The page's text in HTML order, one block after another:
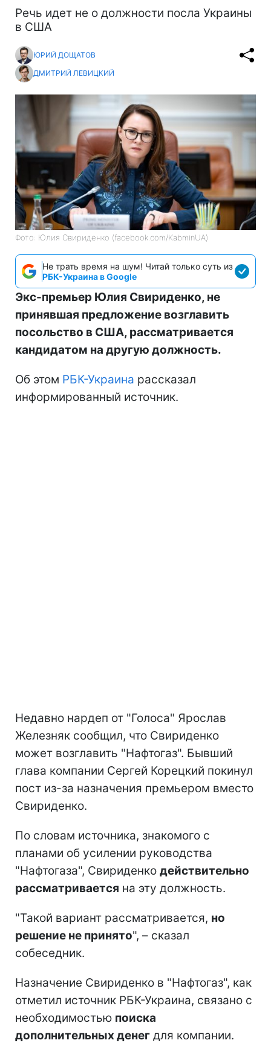
Речь идет не о должности посла Украины
в США
ЮРИЙ ДОЩАТОВ
ДМИТРИЙ ЛЕВИЦКИЙ
Фото: Юлия Свириденко (facebook.com/KabminUA)
Не трать время на шум! Читай только суть из
РБК-Украина в Google
Экс-премьер Юлия Свириденко, не
принявшая предложение возглавить
посольство в США, рассматривается
кандидатом на другую должность.
Об этом РБК-Украина рассказал
информированный источник.
Недавно нардеп от "Голоса" Ярослав
Железняк сообщил, что Свириденко
может возглавить "Нафтогаз". Бывший
глава компании Сергей Корецкий покинул
пост из-за назначения премьером вместо
Свириденко.
По словам источника, знакомого с
планами об усилении руководства
"Нафтогаза", Свириденко действительно
рассматривается на эту должность.
"Такой вариант рассматривается, но
решение не принято", – сказал
собеседник.
Назначение Свириденко в "Нафтогаз", как
отметил источник РБК-Украина, связано с
необходимостью поиска
дополнительных денег для компании.